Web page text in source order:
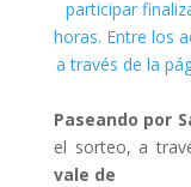
Paseando por
el sorteo, a
vale de